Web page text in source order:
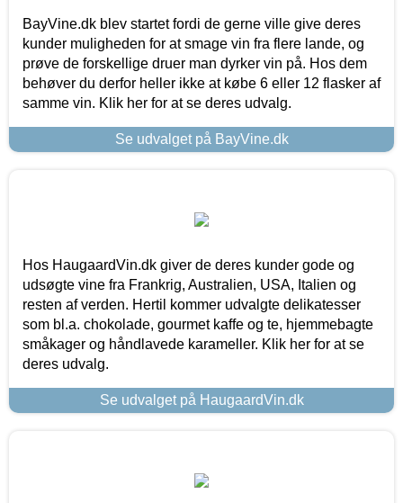
BayVine.dk blev startet fordi de gerne ville give deres
kunder muligheden for at smage vin fra flere lande, og
prøve de forskellige druer man dyrker vin på. Hos dem
behøver du derfor heller ikke at købe 6 eller 12 flasker af
samme vin. Klik her for at se deres udvalg.
Se udvalget på BayVine.dk
Hos HaugaardVin.dk giver de deres kunder gode og
udsøgte vine fra Frankrig, Australien, USA, Italien og
resten af verden. Hertil kommer udvalgte delikatesser
som bl.a. chokolade, gourmet kaffe og te, hjemmebagte
småkager og håndlavede karameller. Klik her for at se
deres udvalg.
Se udvalget på HaugaardVin.dk